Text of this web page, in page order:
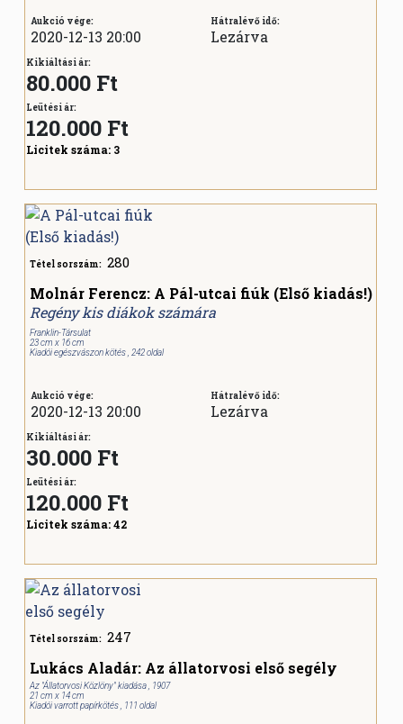
Aukció vége:
2020-12-13 20:00
Hátralévő idő:
Lezárva
Kikiáltási ár:
80.000 Ft
Leütési ár:
120.000 Ft
Licitek száma: 3
Tétel sorszám: 280
Molnár Ferencz: A Pál-utcai fiúk (Első kiadás!)
Regény kis diákok számára
Franklin-Társulat
23 cm x 16 cm
Kiadói egészvászon kötés , 242 oldal
Aukció vége:
2020-12-13 20:00
Hátralévő idő:
Lezárva
Kikiáltási ár:
30.000 Ft
Leütési ár:
120.000 Ft
Licitek száma:42
Tétel sorszám: 247
Lukács Aladár: Az állatorvosi első segély
Az "Állatorvosi Közlöny" kiadása , 1907
21 cm x 14 cm
Kiadói varrott papírkötés , 111 oldal